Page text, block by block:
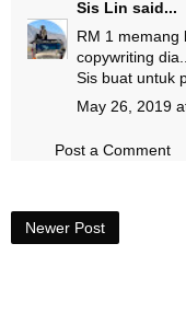
Sis Lin said...
RM 1 memang
copywriting
Sis buat untuk
May 26, 2019
Post a Comment
Newer Post